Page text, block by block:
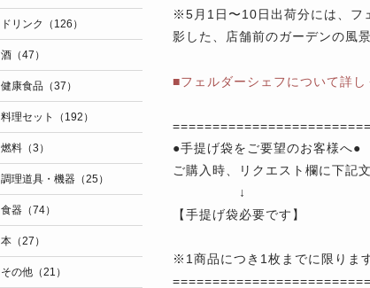
※5月1日〜10日出荷分には、フ
影した、店舗前のガーデンの風
■フェルダーシェフについて詳し
●手提げ袋をご要望のお客様へ●
ご購入時、リクエスト欄に下記
↓
【手提げ袋必要です】
※1商品につき1枚までに限ります
ドリンク（126）
酒（47）
健康食品（37）
料理セット（192）
燃料（3）
調理道具・機器（25）
食器（74）
本（27）
その他（21）